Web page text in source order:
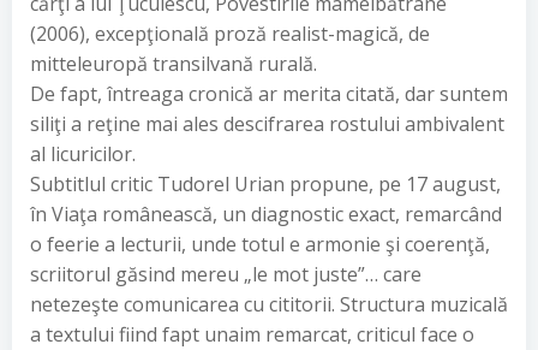
(2006), excepţională proză realist-magică, de
mitteleuropă transilvană rurală.
De fapt, întreaga cronică ar merita citată, dar suntem
siliţi a reţine mai ales descifrarea rostului ambivalent
al licuricilor.
Subtitlul critic Tudorel Urian propune, pe 17 august,
în Viaţa românească, un diagnostic exact, remarcând
o feerie a lecturii, unde totul e armonie şi coerenţă,
scriitorul găsind mereu „le mot juste”… care
netezeşte comunicarea cu cititorii. Structura muzicală
a textului fiind fapt unaim remarcat, criticul face o